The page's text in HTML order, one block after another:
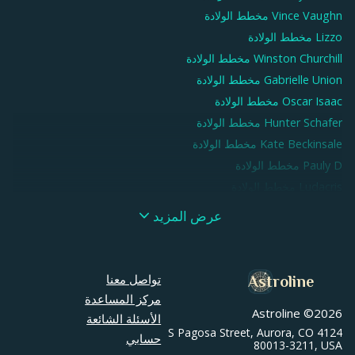
Vince Vaughn مخطط الولادة
Lizzo مخطط الولادة
Winston Churchill مخطط الولادة
Gabrielle Union مخطط الولادة
Oscar Isaac مخطط الولادة
Hunter Schafer مخطط الولادة
Kate Beckinsale مخطط الولادة
Pauly D مخطط الولادة
مخطط الولادة
Leonardo da Vinci
Sam Smith مخطط الولادة
Kit Harington مخطط الولادة
عرض المزيد
Astroline
Astroline ©2026
4124 S Pagosa Street, Aurora, CO
80013-3211, USA
تواصل معنا
مركز المساعدة
الأسئلة الشائعة
حسابي